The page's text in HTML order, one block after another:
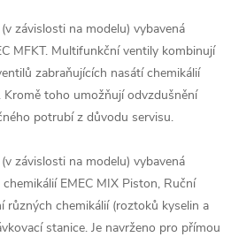
závislosti na modelu) vybavená
MFKT. Multifunkční ventily kombinují
zabraňujících nasátí chemikálií
toho umožňují odvzdušnění
potrubí z důvodu servisu.
závislosti na modelu) vybavená
EMEC MIX Piston, Ruční
různých chemikálií (roztoků kyselin a
stanice. Je navrženo pro přímou